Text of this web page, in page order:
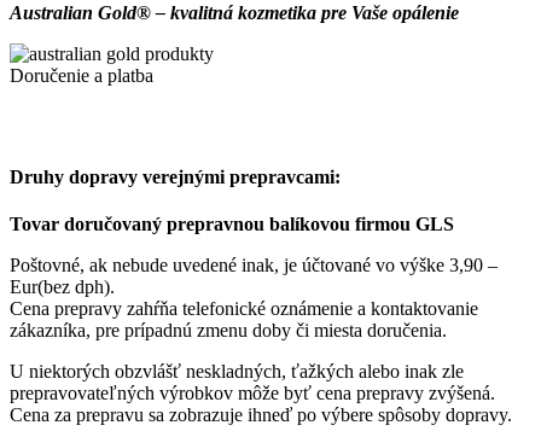
Australian Gold® – kvalitná kozmetika pre Vaše opálenie
Doručenie a platba
Druhy dopravy verejnými prepravcami:
Tovar doručovaný prepravnou balíkovou firmou GLS
Poštovné, ak nebude uvedené inak, je účtované vo výške 3,90 –
Eur(bez dph).
Cena prepravy zahŕňa telefonické oznámenie a kontaktovanie
zákazníka, pre prípadnú zmenu doby či miesta doručenia.
U niektorých obzvlášť neskladných, ťažkých alebo inak zle
prepravovateľných výrobkov môže byť cena prepravy zvýšená.
Cena za prepravu sa zobrazuje ihneď po výbere spôsoby dopravy.